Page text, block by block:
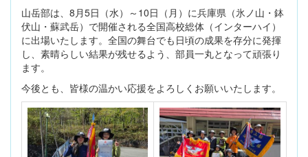
山岳部は、8月5日（水）～10日（月）に兵庫県（氷ノ山・鉢
伏山・蘇武岳）で開催される全国高校総体（インターハイ）
に出場いたします。全国の舞台でも日頃の成果を存分に発揮
し、素晴らしい結果が残せるよう、部員一丸となって頑張り
ます。
今後とも、皆様の温かい応援をよろしくお願いいたします。